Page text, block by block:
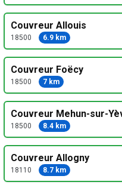
Couvreur Allouis
18500 6.9 km
Couvreur Foëcy
18500 7 km
Couvreur Mehun-sur-
18500 8.4 km
Couvreur Allogny
18110 8.7 km